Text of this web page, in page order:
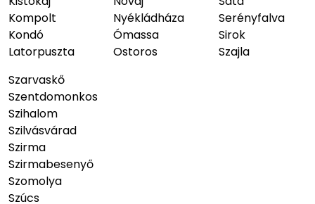
Kompolt
Kondó
Latorpuszta
Nyékládháza
Ómassa
Ostoros
Serényfalva
Sirok
Szajla
Szarvaskő
Szentdomonkos
Szihalom
Szilvásvárad
Szirma
Szirmabesenyő
Szomolya
Szúcs